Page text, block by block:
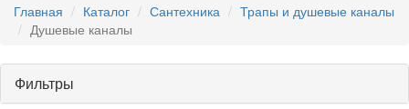
Главная
Каталог Сантехника
Трапы и душевые каналы
Душевые каналы
Фильтры